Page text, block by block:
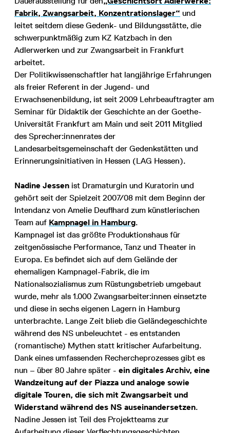
Fabrik, Zwangsarbeit, Konzentrationslager“ und
leitet seitdem diese Gedenk- und Bildungsstätte, die
schwerpunktmäßig zum KZ Katzbach in den
Adlerwerken und zur Zwangsarbeit in Frankfurt
arbeitet.
Der Politikwissenschaftler hat langjährige Erfahrungen
als freier Referent in der Jugend- und
Erwachsenenbildung, ist seit 2009 Lehrbeauftragter am
Seminar für Didaktik der Geschichte an der Goethe-
Universität Frankfurt am Main und seit 2011 Mitglied
des Sprecher:innenrates der
Landesarbeitsgemeinschaft der Gedenkstätten und
Erinnerungsinitiativen in Hessen (LAG Hessen).
Nadine Jessen ist Dramaturgin und Kuratorin und
gehört seit der Spielzeit 2007/08 mit dem Beginn der
Intendanz von Amelie Deuflhard zum künstlerischen
Team auf Kampnagel in Hamburg.
Kampnagel ist das größte Produktionshaus für
zeitgenössische Performance, Tanz und Theater in
Europa. Es befindet sich auf dem Gelände der
ehemaligen Kampnagel-Fabrik, die im
Nationalsozialismus zum Rüstungsbetrieb umgebaut
wurde, mehr als 1.000 Zwangsarbeiter:innen einsetzte
und diese in sechs eigenen Lagern in Hamburg
unterbrachte. Lange Zeit blieb die Geländegeschichte
während des NS unbeleuchtet - es entstanden
(romantische) Mythen statt kritischer Aufarbeitung.
Dank eines umfassenden Rechercheprozesses gibt es
nun – über 80 Jahre später - ein digitales Archiv, eine
Wandzeitung auf der Piazza und analoge sowie
digitale Touren, die sich mit Zwangsarbeit und
Widerstand während des NS auseinandersetzen.
Nadine Jessen ist Teil des Projektteams zur